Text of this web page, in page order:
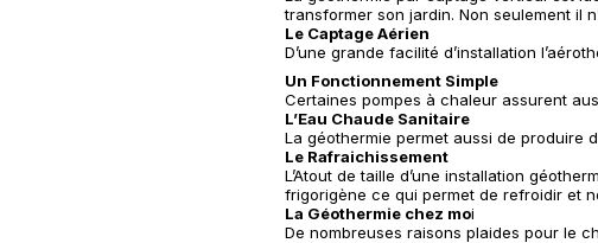
transformer son jardin. Non seulement il
Le Captage Aérien
D’une grande facilité d’installation
Un Fonctionnement Simple
Certaines pompes à chaleur assurent
L’Eau Chaude Sanitaire
La géothermie permet aussi de produire
Le Rafraichissement
L’Atout de taille d’une installation
frigorigène ce qui permet de refroidir et
La Géothermie chez moi
De nombreuses raisons plaides pour le